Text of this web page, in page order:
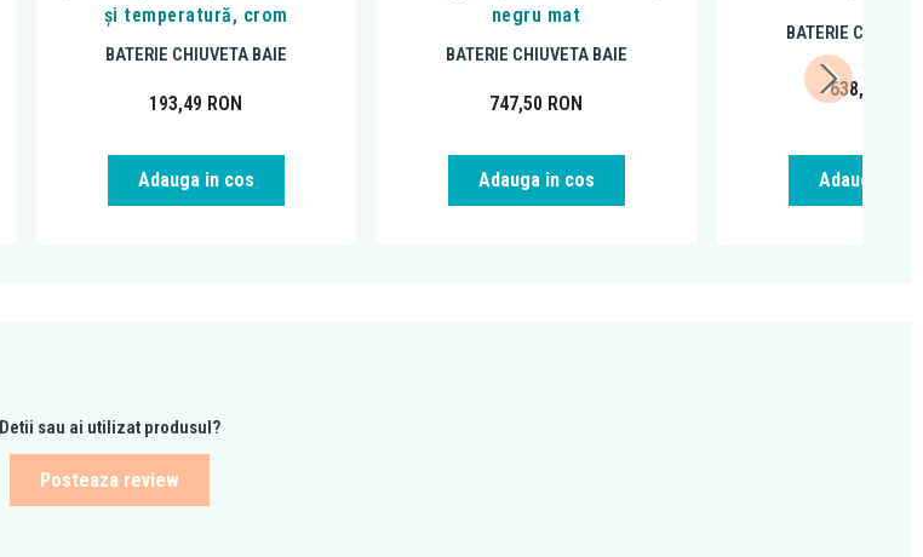
și temperatură, crom
BATERIE CHIUVETA BAIE
193,49 RON
Adauga in cos
negru mat
BATERIE CHIUVETA BAIE
747,50 RON
Adauga in cos
BATERIE
638,09
Adauga in
Detii sau ai utilizat produsul?
Posteaza review